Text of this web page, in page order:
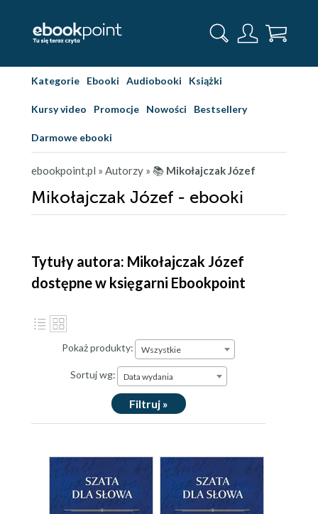
Kategorie Ebooki Audiobooki Książki
Kursy video Promocje Nowości Bestsellery
Darmowe ebooki
ebookpoint.pl » Autorzy » 📚 Mikołajczak Józef
Mikołajczak Józef - ebooki
Tytuły autora: Mikołajczak Józef
dostępne w księgarni Ebookpoint
Pokaż produkty: Wszystkie
Sortuj wg: Data wydania
Filtruj »